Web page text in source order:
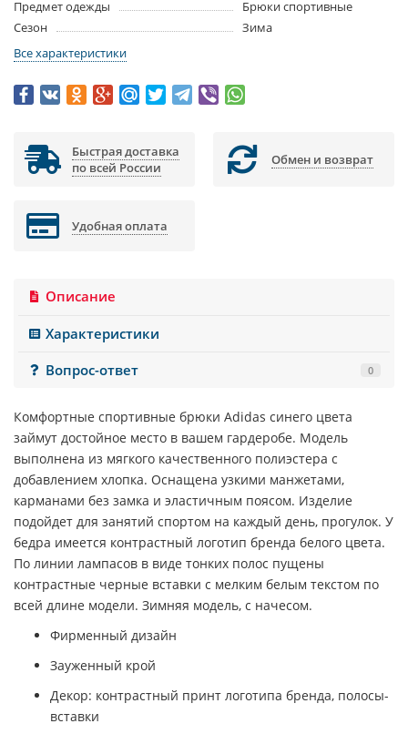
Предмет одежды
Брюки спортивные
Сезон
Зима
Все характеристики
Быстрая доставка
по всей России
Обмен и возврат
Удобная оплата
Описание
Характеристики
Вопрос-ответ
0
Комфортные спортивные брюки Adidas синего цвета
займут достойное место в вашем гардеробе. Модель
выполнена из мягкого качественного полиэстера с
добавлением хлопка. Оснащена узкими манжетами,
карманами без замка и эластичным поясом. Изделие
подойдет для занятий спортом на каждый день, прогулок. У
бедра имеется контрастный логотип бренда белого цвета.
По линии лампасов в виде тонких полос пущены
контрастные черные вставки с мелким белым текстом по
всей длине модели. Зимняя модель, с начесом.
Фирменный дизайн
Зауженный крой
Декор: контрастный принт логотипа бренда, полосы-
вставки